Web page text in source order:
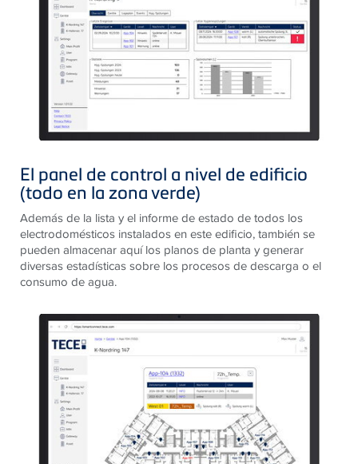
El panel de control a nivel de edificio
(todo en la zona verde)
Además de la lista y el informe de estado de todos los
electrodomésticos instalados en este edificio, también se
pueden almacenar aquí los planos de planta y generar
diversas estadísticas sobre los procesos de descarga o el
consumo de agua.